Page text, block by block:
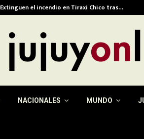
Extinguen el incendio en Tiraxi Chico tras…
NACIONALES MUNDO